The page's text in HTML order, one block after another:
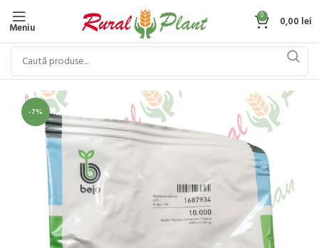
Meniu
0 0,00 lei
-7%